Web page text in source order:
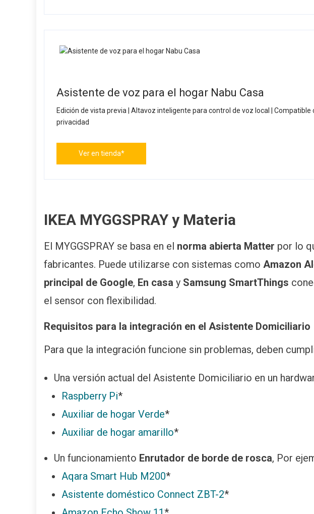
Asistente de voz para el hogar Nabu Casa
Edición de vista previa | Altavoz inteligente para control de voz local |
privacidad
Ver en tienda*
IKEA MYGGSPRAY y Materia
El MYGGSPRAY se basa en el norma abierta Matter por lo
fabricantes. Puede utilizarse con sistemas como Amazon
principal de Google, En casa y Samsung SmartThings
el sensor con flexibilidad.
Requisitos para la integración en el Asistente Domiciliario
Para que la integración funcione sin problemas, deben
Una versión actual del Asistente Domiciliario en un
Raspberry Pi*
Auxiliar de hogar Verde*
Auxiliar de hogar amarillo*
Un funcionamiento Enrutador de borde de rosca, Por
Aqara Smart Hub M200*
Asistente doméstico Connect ZBT-2*